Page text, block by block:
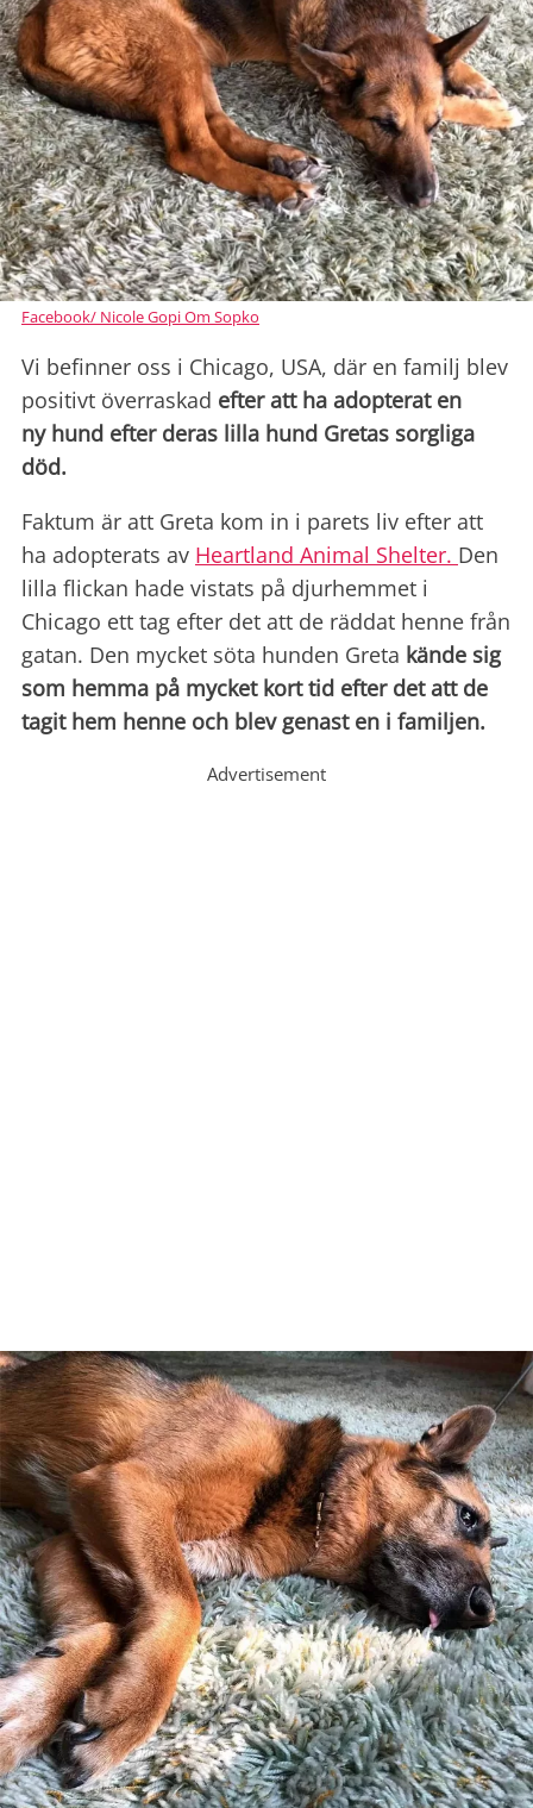
Facebook/ Nicole Gopi Om Sopko
Vi befinner oss i Chicago, USA, där en familj blev
positivt överraskad efter att ha adopterat en
ny hund efter deras lilla hund Gretas sorgliga
död.
Faktum är att Greta kom in i parets liv efter att
ha adopterats av Heartland Animal Shelter. Den
lilla flickan hade vistats på djurhemmet i
Chicago ett tag efter det att de räddat henne från
gatan. Den mycket söta hunden Greta kände sig
som hemma på mycket kort tid efter det att de
tagit hem henne och blev genast en i familjen.
Advertisement